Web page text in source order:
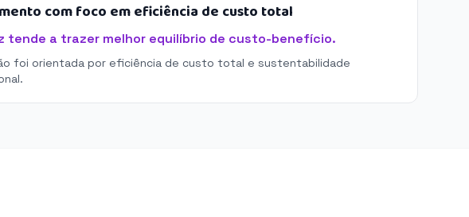
com foco em eficiência de custo total
tende a trazer melhor equilíbrio de custo-benefício.
foi orientada por eficiência de custo total e sustentabilidade